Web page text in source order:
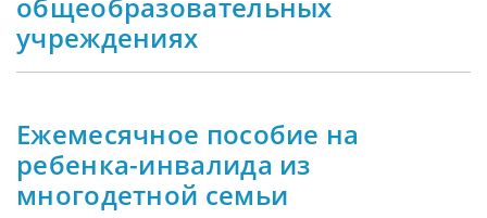
общеобразовательных
учреждениях
Ежемесячное пособие на
ребенка-инвалида из
многодетной семьи